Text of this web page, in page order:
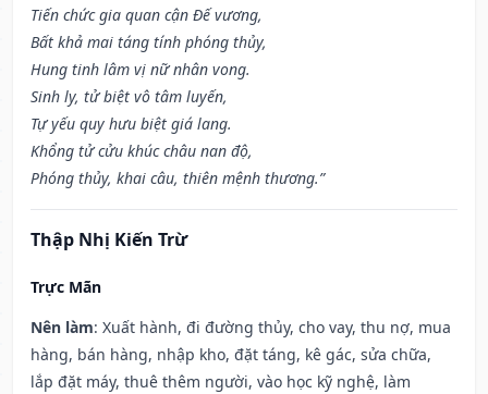
Tiến chức gia quan cận Đế vương,
Bất khả mai táng tính phóng thủy,
Hung tinh lâm vị nữ nhân vong.
Sinh ly, tử biệt vô tâm luyến,
Tự yếu quy hưu biệt giá lang.
Khổng tử cửu khúc châu nan độ,
Phóng thủy, khai câu, thiên mệnh thương.”
Thập Nhị Kiến Trừ
Trực Mãn
Nên làm: Xuất hành, đi đường thủy, cho vay, thu nợ, mua
hàng, bán hàng, nhập kho, đặt táng, kê gác, sửa chữa,
lắp đặt máy, thuê thêm người, vào học kỹ nghệ, làm